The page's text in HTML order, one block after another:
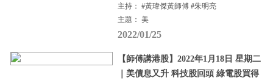
主持： #黃瑋傑黃師傅 #朱明亮
主題： 美
2022/01/25
【師傅講港股】2022年1月18日 星期二
｜美債息又升 科技股回頭 綠電股買得